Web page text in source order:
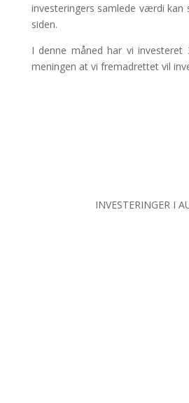
investeringers samlede værdi kan
siden.
I denne måned har vi
meningen at vi fremadrettet vil
INVESTERINGER I